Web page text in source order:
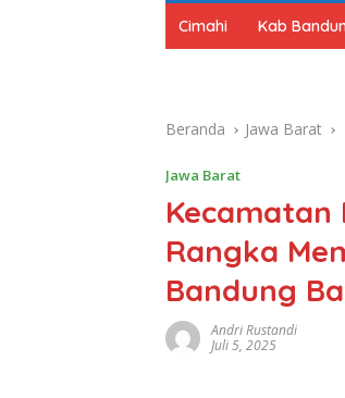
Cimahi Kab
Beranda Jawa Barat
Jawa Barat
Kecamatan
Rangka
Bandung
Andri Rustandi
Juli 5, 2025